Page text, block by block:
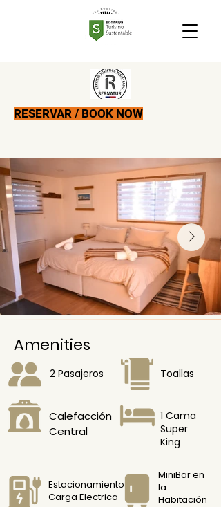
RESERVAR / BOOK NOW
Amenities
2 Pasajeros Toallas
Calefacción
Central
1 Cama
Super
King
Estacionamiento
Carga Electrica
MiniBar en
la
Habitación